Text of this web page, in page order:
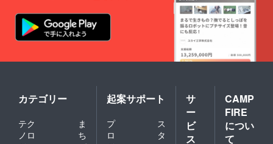
カテゴリー
テク
ノロ
ま
ち
起案サポート
プ
ロ
ス
タ
サ
ー
ビ
ス
CAMP
FIRE
につい
て